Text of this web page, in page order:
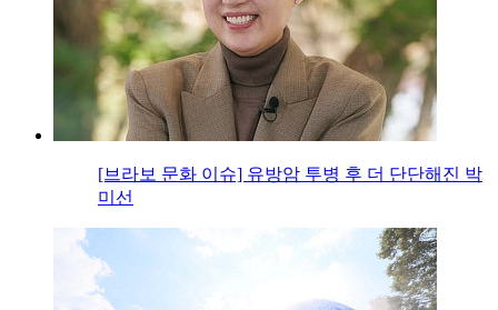
[브라보 문화 이슈] 유방암 투병 후 더 단단해진 박
미선